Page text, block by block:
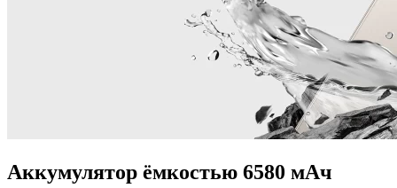
Аккумулятор ёмкостью 6580 мАч